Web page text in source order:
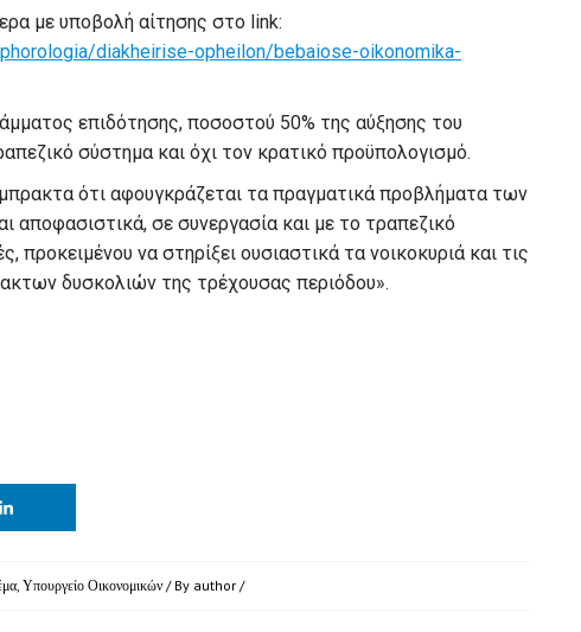
με υποβολή αίτησης στο link:
diakheirise-opheilon/bebaiose-oikonomika-
επιδότησης, ποσοστού 50% της αύξησης του
σύστημα και όχι τον κρατικό προϋπολογισμό.
ότι αφουγκράζεται τα πραγματικά προβλήματα των
αποφασιστικά, σε συνεργασία και με το τραπεζικό
προκειμένου να στηρίξει ουσιαστικά τα νοικοκυριά και τις
δυσκολιών της τρέχουσας περιόδου».
Υπουργείο Οικονομικών / By author /